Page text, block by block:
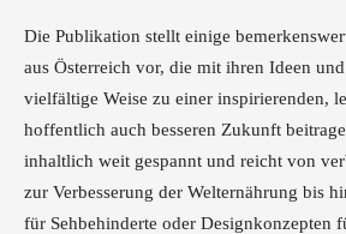
Die Publikation stellt einige
aus Österreich vor, die mit ihren Ideen
vielfältige Weise zu einer inspirierenden,
hoffentlich auch besseren Zukunft
inhaltlich weit gespannt und reicht von
zur Verbesserung der Welternährung bis
für Sehbehinderte oder Designkonzepten